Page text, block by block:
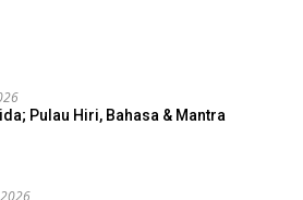
Pulau Hiri, Bahasa & Mantra